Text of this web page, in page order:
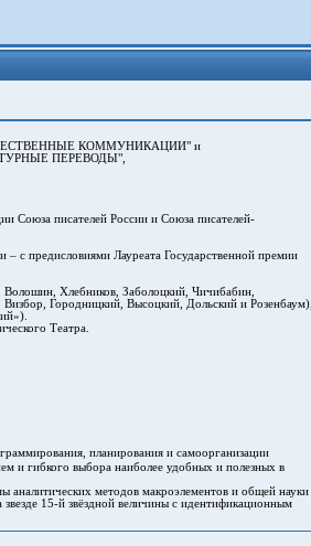
"ОБЩЕСТВЕННЫЕ КОММУНИКАЦИИ" и
ПЕРЕВОДЫ",
Союза писателей России и Союза писателей-
с предисловиями Лауреата Государственной премии
Хлебников, Заболоцкий, Чичибабин,
Городницкий, Высоцкий, Дольский и Розенбаум),
Театра.
планирования и самоорганизации
и гибкого выбора наиболее удобных и полезных в
аналитических методов макроэлементов и общей науки
15-й звёздной величины с идентификационным